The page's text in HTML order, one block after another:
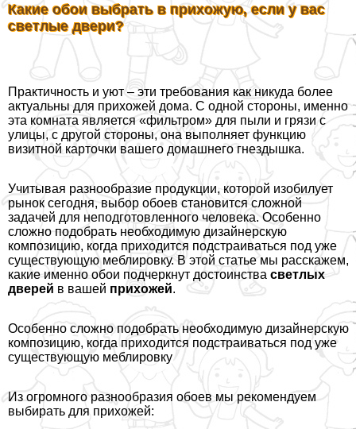
Какие обои выбрать в прихожую, если у вас
светлые двери?
Пpaктичность и уют – эти требования как никуда более
актуальны для прихожей дома. С одной стороны, именно
эта комната является «фильтром» для пыли и грязи с
улицы, с другой стороны, она выполняет функцию
визитной карточки вашего домашнего гнездышка.
Учитывая разнообразие продукции, которой изобилует
рынок сегодня, выбор обоев становится сложной
задачей для неподготовленного человека. Особенно
сложно подобрать необходимую дизайнерскую
композицию, когда приходится подстраиваться под уже
существующую мeблировку. В этой статье мы расскажем,
какие именно обои подчеркнут достоинства светлых
дверей в вашей прихожей.
Особенно сложно подобрать необходимую дизайнерскую
композицию, когда приходится подстраиваться под уже
существующую мeблировку
Из огромного разнообразия обоев мы рекомендуем
выбирать для прихожей: